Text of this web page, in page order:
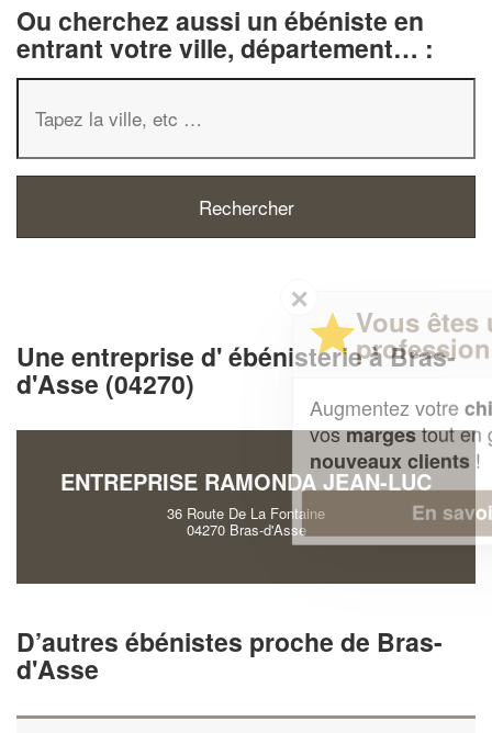
Ou cherchez aussi un ébéniste en
entrant votre ville, département… :
Une entreprise d' ébénisterie à Bras-
d'Asse (04270)
ENTREPRISE RAMONDA JEAN-LUC
36 Route De La Fontaine
04270 Bras-d'Asse
D’autres ébénistes proche de Bras-
d'Asse
Vous êtes un
professionnel ?
Augmentez votre chiffre d'affaireset
vosmargestout en gagnant de
!
En savoir plus